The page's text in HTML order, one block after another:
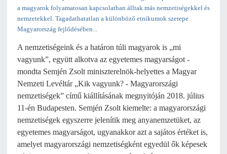
a magyarok folyamatosan kapcsolatban álltak más nemzetiségekkel és
nemzetekkel. Tagadathatatlan a különböző etnikumok szerepe
Magyarország fejlődésében...
A nemzetiségeink és a határon túli magyarok is „mi
vagyunk”, együtt alkotva az egyetemes magyarságot -
mondta Semjén Zsolt miniszterelnök-helyettes a Magyar
Nemzeti Levéltár „Kik vagyunk? - Magyarországi
nemzetiségek” című kiállításának megnyitóján 2018. július
11-én Budapesten. Semjén Zsolt kiemelte: a magyarországi
nemzetiségek egyszerre jelenítik meg anyanemzetüket, az
egyetemes magyarságot, ugyanakkor azt a sajátos értéket is,
amelyet magyarországi nemzetiségként egyedül ők képesek